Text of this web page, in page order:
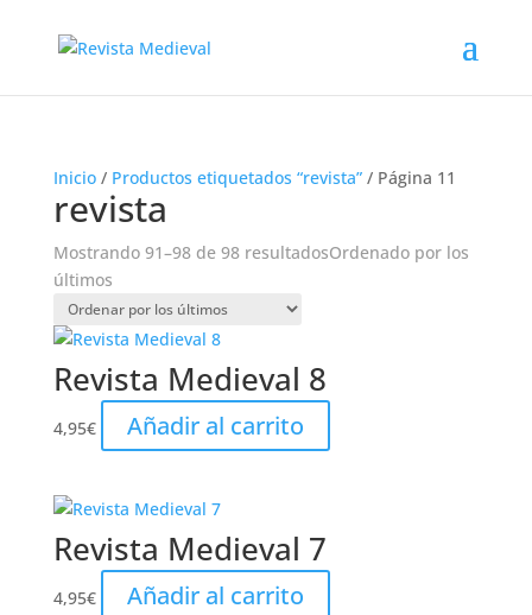
Inicio/ Productos etiquetados “revista”/ Página 11
revista
Mostrando 91–98 de 98 resultadosOrdenado por los
últimos
Revista Medieval 8
4,95€ Añadir al carrito
Revista Medieval 7
4,95€ Añadir al carrito